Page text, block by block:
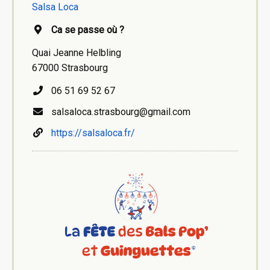
Salsa Loca
Ca se passe où ?
Quai Jeanne Helbling
67000 Strasbourg
06 51 69 52 67
salsaloca.strasbourg@gmail.com
https://salsaloca.fr/